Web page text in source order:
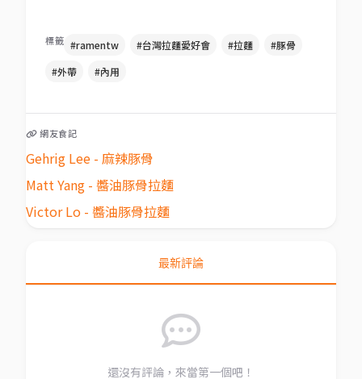
標籤 #ramentw #台灣拉麵愛好會 #拉麵
#豚骨
#外帶
#內用
網友食記
Gehrig Lee - 麻辣豚骨
Matt Yang - 醬油豚骨拉麵
Victor Lo - 醬油豚骨拉麵
最新評論
還沒有評論，來當第一個吧！